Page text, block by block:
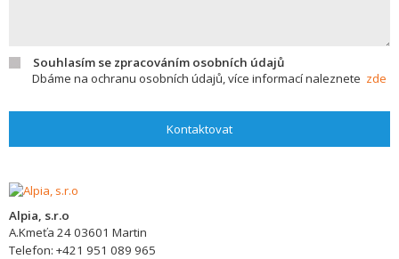
Souhlasím se zpracováním osobních údajů
Dbáme na ochranu osobních údajů, více informací naleznete zde
Kontaktovat
Alpia, s.r.o
A.Kmeťa 2403601 Martin
Telefon: +421 951 089 965